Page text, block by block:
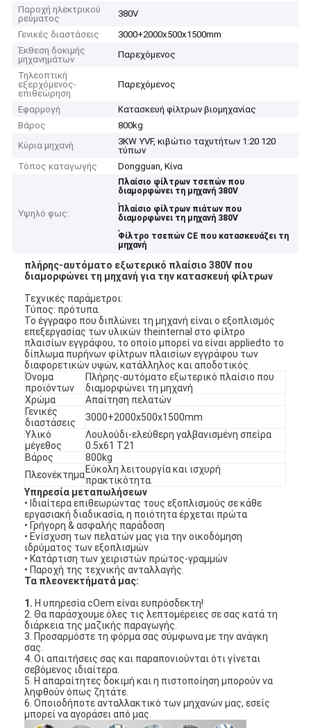
Παροχή ηλεκτρικού
ρεύματος
380V
Γενικές διαστάσεις
3000+2000x500x1500mm
Έκθεση δοκιμής
μηχανημάτων
Παρεχόμενος
Τηλεοπτική
εξερχόμενος-
επιθεώρηση
Παρεχόμενος
Εφαρμογή
Κατασκευή φίλτρων βιομηχανίας
Βάρος
800kg
Κύρια μηχανή
3KW YVF, κιβώτιο ταχυτήτων 1:20 120
τύπων
Τόπος καταγωγής
Dongguan, Κίνα
Υψηλό φως:
Πλαίσιο φίλτρων τσεπών που
διαμορφώνει τη μηχανή 380V
,
Πλαίσιο φίλτρων πιάτων που
διαμορφώνει τη μηχανή 380V
,
Φίλτρο τσεπών CE που κατασκευάζει τη
μηχανή
πλήρης-αυτόματο εξωτερικό πλαίσιο 380V που
διαμορφώνει τη μηχανή για την κατασκευή φίλτρων
Τεχνικές παράμετροι:
Τύπος: πρότυπα.
Το έγγραφο που διπλώνει τη μηχανή είναι ο εξοπλισμός
επεξεργασίας των υλικών theinternal στο φίλτρο
πλαισίων εγγράφου, το οποίο μπορεί να είναι appliedto το
δίπλωμα πυρήνων φίλτρων πλαισίων εγγράφου των
διαφορετικών υψών, κατάλληλος και αποδοτικός.
Όνομα
προϊόντων
Πλήρης-αυτόματο εξωτερικό πλαίσιο που
διαμορφώνει τη μηχανή
Χρώμα
Απαίτηση πελατών
Γενικές
διαστάσεις
3000+2000x500x1500mm
Υλικό
μέγεθος
Λουλούδι-ελεύθερη γαλβανισμένη σπείρα
0.5x61 T21
Βάρος
800kg
ΠλεονέκτημαΕύκολη λειτουργία και ισχυρή
πρακτικότητα.
Υπηρεσία μεταπωλήσεων
• Ιδιαίτερα επιθεωρώντας τους εξοπλισμούς σε κάθε
εργασιακή διαδικασία, η ποιότητα έρχεται πρώτα
• Γρήγορη & ασφαλής παράδοση
• Ενίσχυση των πελατών μας για την οικοδόμηση
ιδρύματος των εξοπλισμών
• Κατάρτιση των χειριστών πρώτος-γραμμών
• Παροχή της τεχνικής ανταλλαγής.
Τα πλεονεκτήματά μας:
1. Η υπηρεσία cOem είναι ευπρόσδεκτη!
2. Θα παράσχουμε όλες τις λεπτομέρειες σε σας κατά τη
διάρκεια της μαζικής παραγωγής.
3. Προσαρμόστε τη φόρμα σας σύμφωνα με την ανάγκη
σας.
4. Οι απαιτήσεις σας και παραπονιούνται ότι γίνεται
σεβόμενος ιδιαίτερα.
5. Η απαραίτητες δοκιμή και η πιστοποίηση μπορούν να
ληφθούν όπως ζητάτε.
6. Οποιοδήποτε ανταλλακτικό των μηχανών μας, εσείς
μπορεί να αγοράσει από μας.